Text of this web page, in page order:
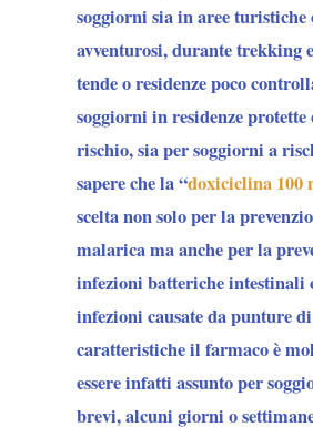
soggiorni sia in aree turistiche
avventurosi, durante trekking
tende o residenze poco
soggiorni in residenze protette
rischio, sia per soggiorni a
sapere che la “doxiciclina 100
scelta non solo per la
malarica ma anche per la
infezioni batteriche intestinali
infezioni causate da punture di
caratteristiche il farmaco è
essere infatti assunto per
brevi, alcuni giorni o